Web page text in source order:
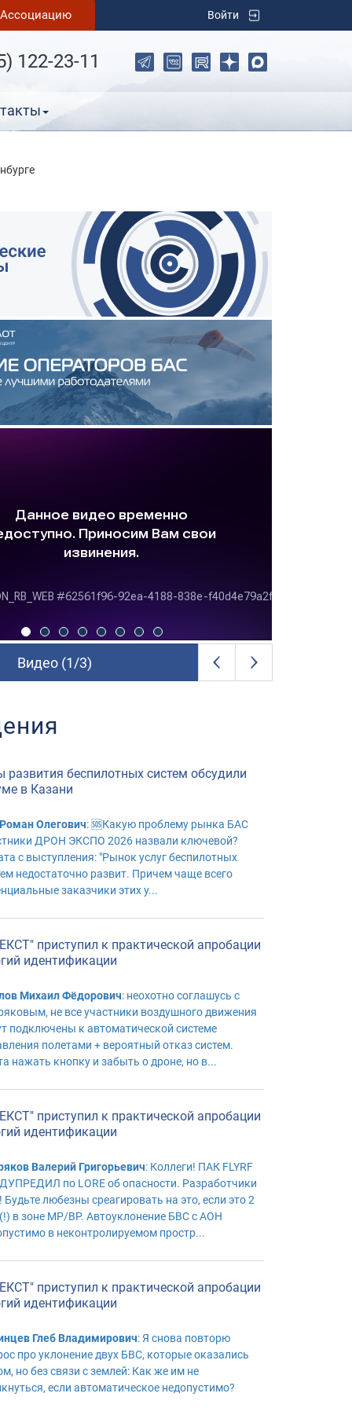
Ассоциацию Войти
122-23-11
Видео (2/8)
развития беспилотных систем обсудили
в Казани
Олегович: 🆘Какую проблему рынка БАС
ДРОН ЭКСПО 2026 назвали ключевой?
с выступления: "Рынок услуг беспилотных
недостаточно развит. Причем чаще всего
заказчики этих у...
приступил к практической апробации
идентификации
Михаил Фёдорович: неохотно соглашусь с
не все участники воздушного движения
подключены к автоматической системе
полетами + вероятный отказ систем.
нажать кнопку и забыть о дроне, но в...
приступил к практической апробации
идентификации
Валерий Григорьевич: Коллеги! ПАК FLYRF
по LORE об опасности. Разработчики
Будьте любезны среагировать на это, если это 2
в зоне МР/ВР. Автоуклонение БВС с АОН
в неконтролируемом простр...
приступил к практической апробации
идентификации
Глеб Владимирович: Я снова повторю
про уклонение двух БВС, которые оказались
но без связи с землей: Как же им не
если автоматическое недопустимо?